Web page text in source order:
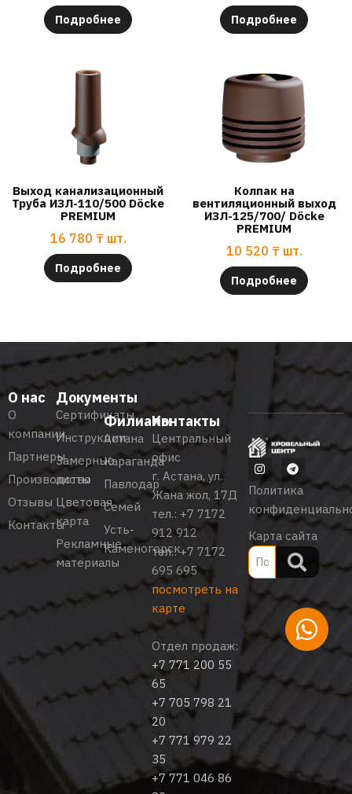
Подробнее Подробнее
Выход канализационный
Труба ИЗЛ-110/500 Döcke
PREMIUM
16 780 ₸ шт.
Подробнее
Колпак на
вентиляционный выход
ИЗЛ-125/700/ Döcke
PREMIUM
10 520 ₸ шт.
Подробнее
О нас
О
компании
Партнеры
Производство
Отзывы
Контакты
Документы
Сертификаты
Инструкции
Замерные
листы
Цветовая
карта
Рекламные
материалы
Филиалы
Астана
Караганда
Павлодар
Семей
Усть-
Каменогорск
Контакты
Центральный
офис
г. Астана, ул.
Жана жол, 17Д
тел.: +7 7172
912 912
тел.:+7 7172
695 695
посмотреть на
карте
Отдел продаж:
+7 771 200 55
65
+7 705 798 21
20
+7 771 979 22
35
+7 771 046 86
Политика
Карта сайта